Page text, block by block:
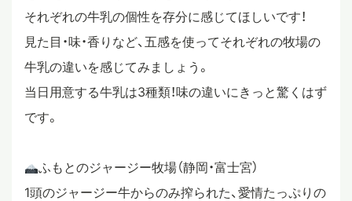
在校生・保護者・卒業生の方へ
それぞれの牛乳の個性を存分に感じてほしいです！
見た目・味・香りなど、五感を使ってそれぞれの牧場の
牛乳の違いを感じてみましょう。
当日用意する牛乳は3種類！味の違いにきっと驚くはず
です。
ふもとのジャージー牧場（静岡・富士宮）
1頭のジャージー牛からのみ搾られた、愛情たっぷりの